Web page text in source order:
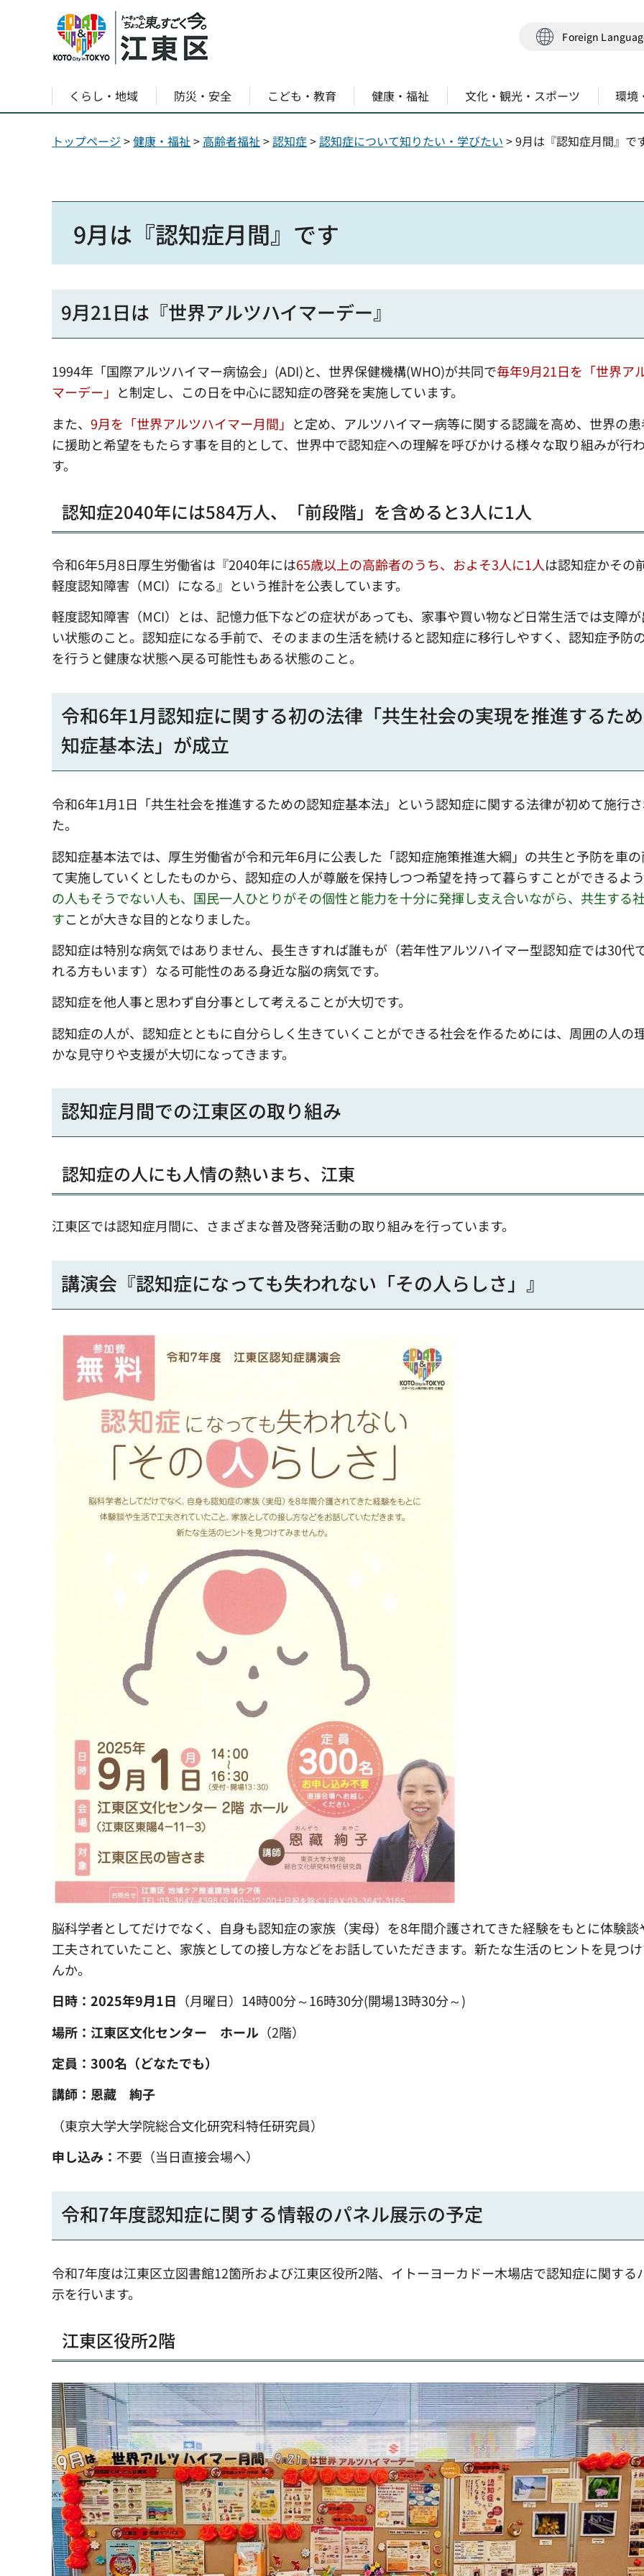
Foreign
くらし・地域 防災・安全 こども・教育 健康・福祉 文化・観光・スポーツ 環境
トップページ >健康・福祉 > 高齢者福祉 >認知症>認知症について知りたい・学びたい > 9月は『認知症月間』で
9月は『認知症月間』です
9月21日は『世界アルツハイマーデー』
1994年「国際アルツハイマー病協会」(ADI)と、世界保健機構(WHO)が共同で毎年9月21日を「世界ア
マーデー」 と制定し、この日を中心に認知症の啓発を実施しています。
また、 9月を「世界アルツハイマー月間」 と定め、アルツハイマー病等に関する認識を高め、世界の
に援助と希望をもたらす事を目的として、世界中で認知症への理解を呼びかける様々な取り組みが行
す。
認知症2040年には584万人、「前段階」を含めると3人に1人
令和6年5月8日厚生労働省は『2040年には65歳以上の高齢者のうち、およそ3人に1人は認知症かその
軽度認知障害（MCI）になる』という推計を公表しています。
軽度認知障害（MCI）とは、記憶力低下などの症状があっても、家事や買い物など日常生活では支障
い状態のこと。認知症になる手前で、そのままの生活を続けると認知症に移行しやすく、認知症予防
を行うと健康な状態へ戻る可能性もある状態のこと。
令和6年1月認知症に関する初の法律「共生社会の実現を推進するた
知症基本法」が成立
令和6年1月1日「共生社会を推進するための認知症基本法」という認知症に関する法律が初めて施行
た。
認知症基本法では、厚生労働省が令和元年6月に公表した「認知症施策推進大綱」の共生と予防を車
て実施していくとしたものから、認知症の人が尊厳を保持しつつ希望を持って暮らすことができるよ
の人もそうでない人も、国民一人ひとりがその個性と能力を十分に発揮し支え合いながら、共生する
すことが大きな目的となりました。
認知症は特別な病気ではありません、長生きすれば誰もが（若年性アルツハイマー型認知症では30代
れる方もいます）なる可能性のある身近な脳の病気です。
認知症を他人事と思わず自分事として考えることが大切です。
認知症の人が、認知症とともに自分らしく生きていくことができる社会を作るためには、周囲の人の
かな見守りや支援が大切になってきます。
認知症月間での江東区の取り組み
認知症の人にも人情の熱いまち、江東
江東区では認知症月間に、さまざまな普及啓発活動の取り組みを行っています。
講演会『認知症になっても失われない「その人らしさ」』
脳科学者としてだけでなく、自身も認知症の家族（実母）を8年間介護されてきた経験をもとに体験談
工夫されていたこと、家族としての接し方などをお話していただきます。新たな生活のヒントを見つ
んか。
日時：2025年9月1日 （月曜日）14時00分～16時30分(開場13時30分～)
場所：江東区文化センター ホール （2階）
定員：300名（どなたでも）
講師：恩藏 絢子
（東京大学大学院総合文化研究科特任研究員）
申し込み： 不要（当日直接会場へ）
令和7年度認知症に関する情報のパネル展示の予定
令和7年度は江東区立図書館12箇所および江東区役所2階、イトーヨーカドー木場店で認知症に関する
示を行います。
江東区役所2階